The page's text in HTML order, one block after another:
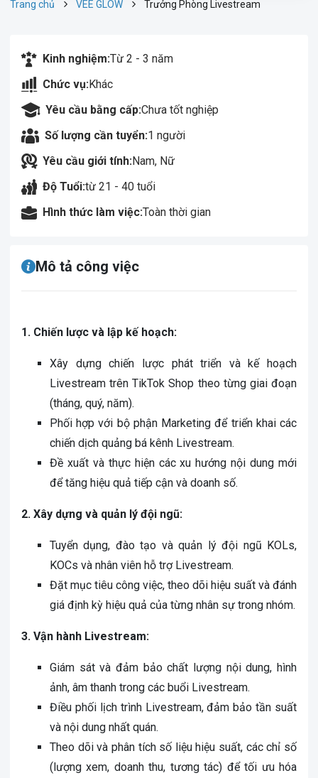
Trang chủ VEE GLOW Trưởng Phòng Livestream
Kinh nghiệm:Từ 2 - 3 năm
Chức vụ:Khác
Yêu cầu bằng cấp:Chưa tốt nghiệp
Số lượng cần tuyển:1 người
Yêu cầu giới tính:Nam, Nữ
Độ Tuổi:từ 21 - 40 tuổi
Hình thức làm việc:Toàn thời gian
Mô tả công việc
1. Chiến lược và lập kế hoạch:
Xây dựng chiến lược phát triển và kế hoạch
Livestream trên TikTok Shop theo từng giai đoạn
(tháng, quý, năm).
Phối hợp với bộ phận Marketing để triển khai các
chiến dịch quảng bá kênh Livestream.
Đề xuất và thực hiện các xu hướng nội dung mới
để tăng hiệu quả tiếp cận và doanh số.
2. Xây dựng và quản lý đội ngũ:
Tuyển dụng, đào tạo và quản lý đội ngũ KOLs,
KOCs và nhân viên hỗ trợ Livestream.
Đặt mục tiêu công việc, theo dõi hiệu suất và đánh
giá định kỳ hiệu quả của từng nhân sự trong nhóm.
3. Vận hành Livestream:
Giám sát và đảm bảo chất lượng nội dung, hình
ảnh, âm thanh trong các buổi Livestream.
Điều phối lịch trình Livestream, đảm bảo tần suất
và nội dung nhất quán.
Theo dõi và phân tích số liệu hiệu suất, các chỉ số
(lượng xem, doanh thu, tương tác) để tối ưu hóa